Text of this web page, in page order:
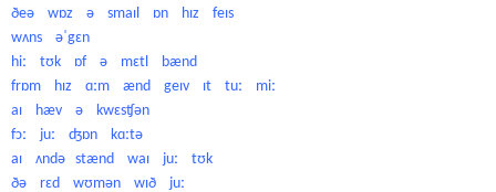
ðeə wɒz ə smaɪl ɒn hɪz feɪs
wʌns əˈgɛn
hiː tʊk ɒf ə mɛtl bænd
frɒm hɪz ɑːm ænd geɪv ɪt tuː miː
aɪ hæv ə kwɛsʧən
fɔː juː ʤɒn kɑːtə
aɪ ʌndə stænd waɪ juː tʊk
ðə rɛd wʊmən wɪð juː